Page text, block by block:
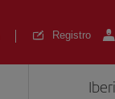
Registro